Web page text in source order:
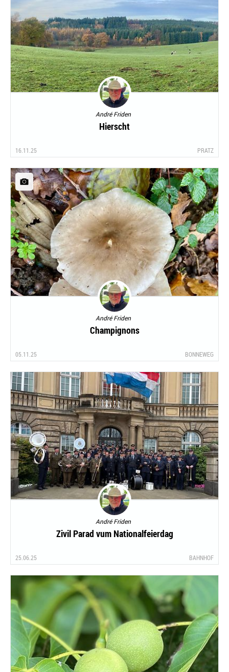
André Friden
Hierscht
16.11.25 PRATZ
André Friden
Champignons
05.11.25 BONNEWEG
André Friden
Zivil Parad vum Nationalfeierdag
25.06.25 BAHNHOF